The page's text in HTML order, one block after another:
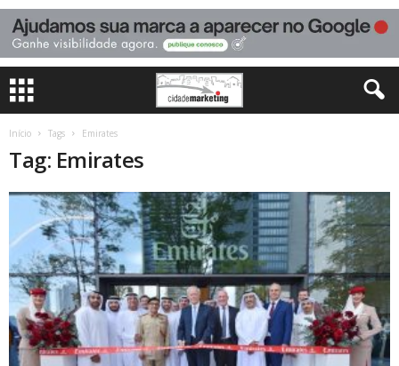
Início Tags Emirates
Tag: Emirates